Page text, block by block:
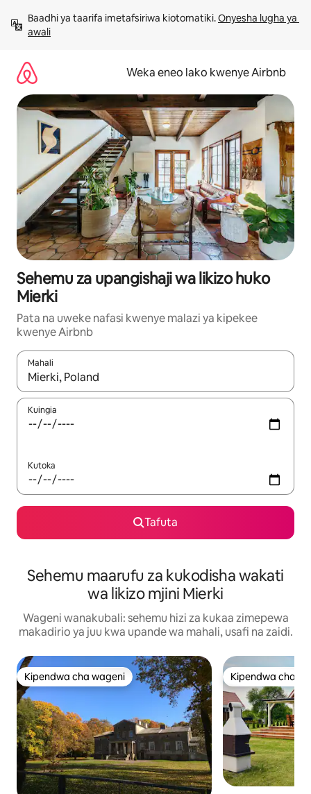
kwenda
kwenye
Baadhi ya taarifa imetafsiriwa kiotomatiki. Onyesha lugha ya
awali
Weka eneo lako kwenye Airbnb
Sehemu za upangishaji wa likizo huko
Mierki
Pata na uweke nafasi kwenye malazi ya kipekee
kwenye Airbnb
Mahali
Wakati matokeo yanapatikana, vinjari kwa kutumia vitufe vya
Kuingia
Kutoka
Tafuta
Sehemu maarufu za kukodisha wakati
wa likizo mjini Mierki
Wageni wanakubali: sehemu hizi za kukaa zimepewa
makadirio ya juu kwa upande wa mahali, usafi na zaidi.
Kipendwa cha wageni
Kipendwa cha wageni Kipendwa cha
Kipendwa cha